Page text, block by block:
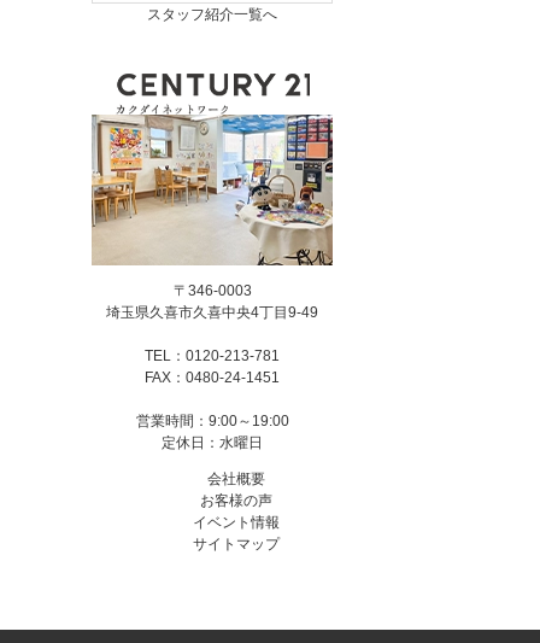
スタッフ紹介一覧へ
〒346-0003
埼玉県久喜市久喜中央4丁目9-49
TEL：0120-213-781
FAX：0480-24-1451
営業時間：9:00～19:00
定休日：水曜日
会社概要
お客様の声
イベント情報
サイトマップ